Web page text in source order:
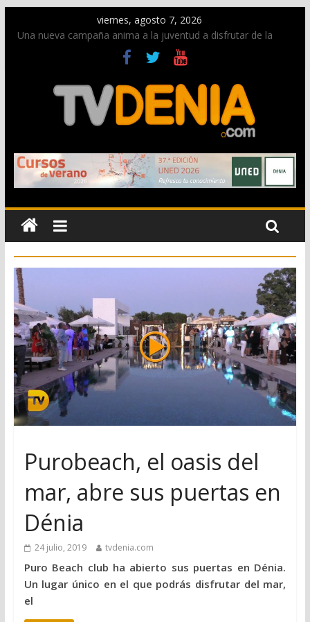
viernes, agosto 7, 2026
Una nueva campaña anima a la juventud a disfrutar de la
Paco Adsuar dona al Arxiu de Dénia más de 50.000 imágenes
de la memoria visual de la ciudad
La Entraeta Festera llena de ambiente la calle Marqués de
Campo con la recepción a la Capitanía Cristiana
El XII Festival de Jazz de Dénia reunirá durante agosto a
figuras nacionales e internacionales en los Jardins de
Torrecremada
Los Moros y Cristianos 2026 reciben las llaves de la ciudad y
dan inicio a las fiestas en Dénia
Purobeach, el oasis del
mar, abre sus puertas en
Dénia
24 julio, 2019 tvdenia.com
Puro Beach club ha abierto sus puertas en Dénia.
Un lugar único en el que podrás disfrutar del mar,
el